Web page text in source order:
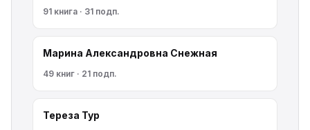
91 книга · 31 подп.
Марина Александровна Снежная
49 книг · 21 подп.
Тереза Тур